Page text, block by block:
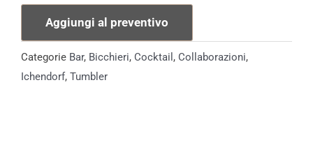
You
Ichendorf
quantità
Aggiungi al preventivo
Categorie Bar, Bicchieri, Cocktail , Collaborazioni,
Ichendorf, Tumbler